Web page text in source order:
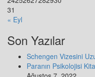
31
« Eyl
Son Yazılar
Schengen Vizesini
Paranın Psikolojisi